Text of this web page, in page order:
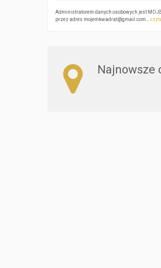
Administratorem danych osobowych jest
przez adres mojemkwadrat@gmail.com…
Najnowsze